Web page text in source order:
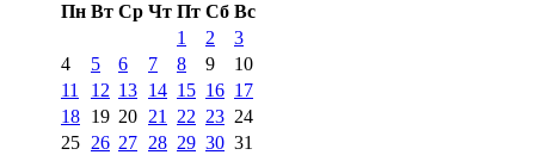
Пн Вт Ср Чт Пт Сб Вс
1
2
3
4
5 6 7 8 9
10
11
12 13 14 15 16 17
18 19 20 21 22 23 24
25 26 27 28 29 30 31